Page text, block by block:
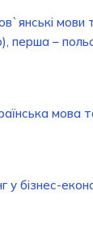
мови
перша –
мова
у бізнес-